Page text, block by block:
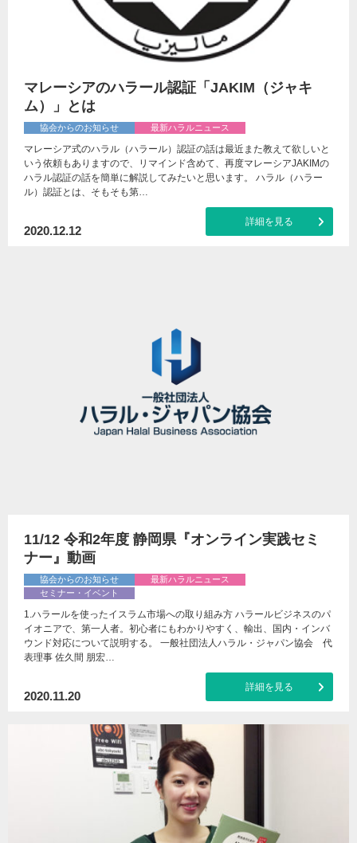
マレーシアのハラール認証「JAKIM（ジャキ
ム）」とは
協会からのお知らせ 最新ハラルニュース
マレーシア式のハラル（ハラール）認証の話は最近また教えて欲しいと
いう依頼もありますので、リマインド含めて、再度マレーシアJAKIMの
ハラル認証の話を簡単に解説してみたいと思います。 ハラル（ハラー
ル）認証とは、そもそも第…
2020.12.12
詳細を見る
11/12 令和2年度 静岡県『オンライン実践セミ
ナー』動画
協会からのお知らせ
最新ハラルニュース
セミナー・イベント
1.ハラールを使った​イスラム市場への取り組み方 ハラールビジネスのパ
イオニアで、第一人者。初心者にもわかりやすく、輸出、国内・インバ
ウンド対応について説明する。 一般社団法人ハラル・ジャパン協会 代
表理事 佐久間 朋宏…
2020.11.20
詳細を見る